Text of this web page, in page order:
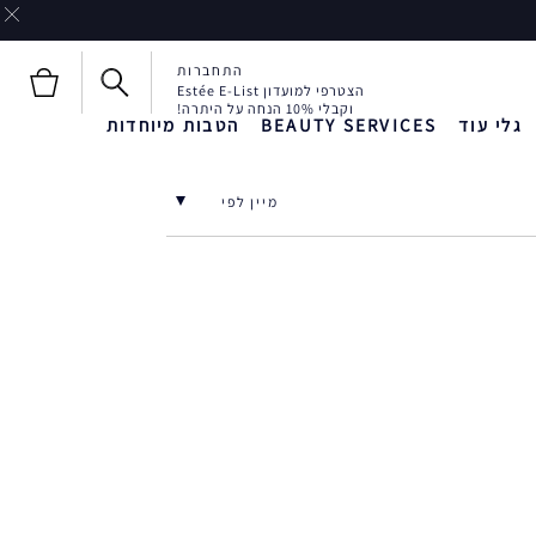
הצטרפי למועדון Estée E-List
וקבלי 10% הנחה על היתרה!
התחברות
גלי עוד BEAUTY SERVICES הטבות מיוחדות
מיין לפי